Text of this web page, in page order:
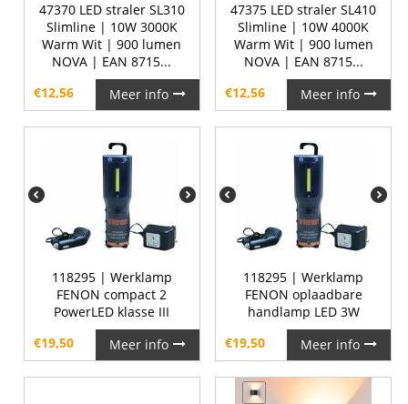
47370 LED straler SL310
Slimline | 10W 3000K
Warm Wit | 900 lumen
NOVA | EAN 8715...
€12,56 Meer info
47375 LED straler SL410
Slimline | 10W 4000K
Warm Wit | 900 lumen
NOVA | EAN 8715...
€12,56 Meer info
118295 | Werklamp
FENON compact 2
PowerLED klasse III
€19,50 Meer info
118295 | Werklamp
FENON oplaadbare
handlamp LED 3W
€19,50 Meer info